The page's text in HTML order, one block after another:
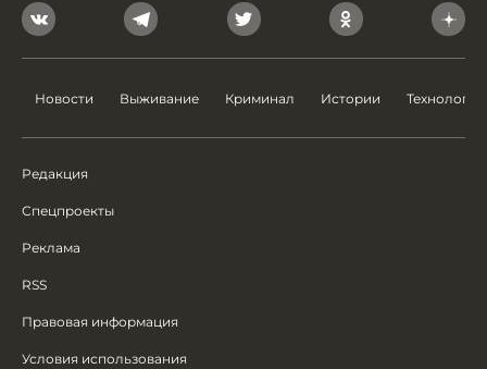
Новости Выживание Криминал Истории Технологии
Редакция
Спецпроекты
Реклама
RSS
Правовая информация
Условия использования